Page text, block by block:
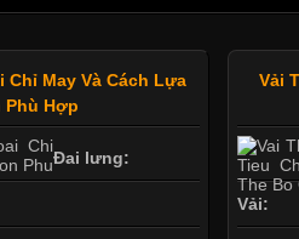
Chỉ May Và Cách Lựa
Phù Hợp
Đai lưng:
Vải
Vải: